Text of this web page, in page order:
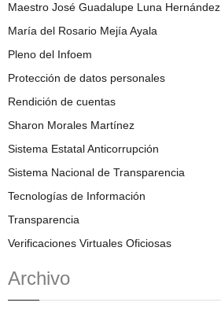
Maestro José Guadalupe Luna Hernández
María del Rosario Mejía Ayala
Pleno del Infoem
Protección de datos personales
Rendición de cuentas
Sharon Morales Martínez
Sistema Estatal Anticorrupción
Sistema Nacional de Transparencia
Tecnologías de Información
Transparencia
Verificaciones Virtuales Oficiosas
Archivo